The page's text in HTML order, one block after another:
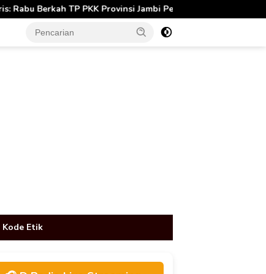
Jambi Perkuat Literasi Keuangan dan Budaya Kelola
Kode Etik